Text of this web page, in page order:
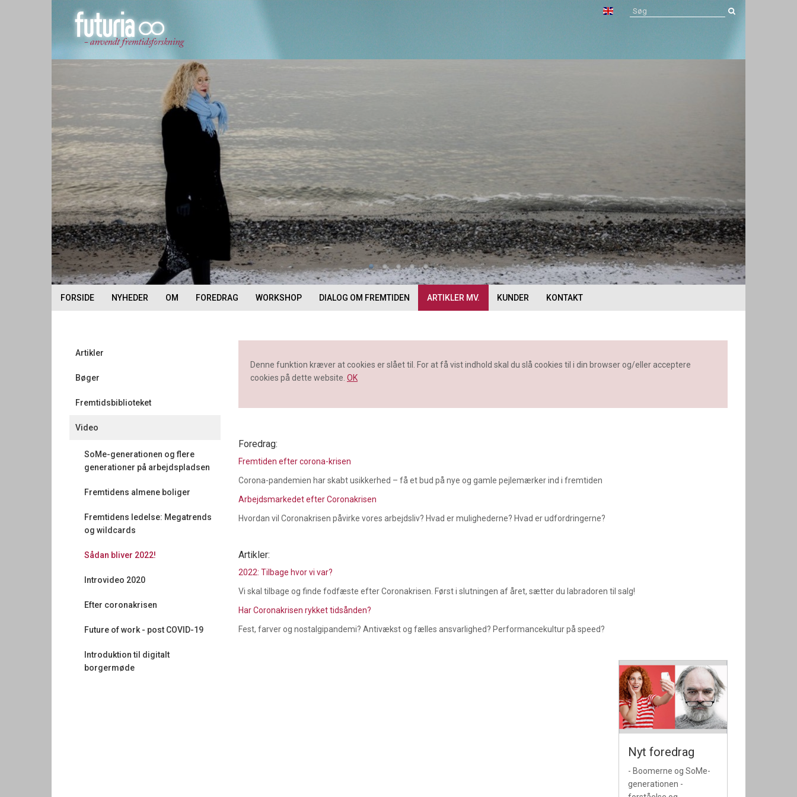
FORSIDE NYHEDER OM FOREDRAG WORKSHOP DIALOG OM FREMTIDEN ARTIKLER MV. KUNDER KONTAKT
Artikler
Bøger
Fremtidsbiblioteket
Video
SoMe-generationen og flere
generationer på arbejdspladsen
Fremtidens almene boliger
Fremtidens ledelse: Megatrends
og wildcards
Sådan bliver 2022!
Introvideo 2020
Efter coronakrisen
Future of work - post COVID-19
Introduktion til digitalt
borgermøde
Denne funktion kræver at cookies er slået til. For at få vist indhold skal du slå cookies til i din browser og/eller acceptere
cookies på dette website. OK
Foredrag:
Fremtiden efter corona-krisen
Corona-pandemien har skabt usikkerhed – få et bud på nye og gamle pejlemærker ind i fremtiden
Arbejdsmarkedet efter Coronakrisen
Hvordan vil Coronakrisen påvirke vores arbejdsliv? Hvad er mulighederne? Hvad er udfordringerne?
Artikler:
2022: Tilbage hvor vi var?
Vi skal tilbage og finde fodfæste efter Coronakrisen. Først i slutningen af året, sætter du labradoren til salg!
Har Coronakrisen rykket tidsånden?
Fest, farver og nostalgipandemi? Antivækst og fælles ansvarlighed? Performancekultur på speed?
Nyt foredrag
- Boomerne og SoMe-
generationen -